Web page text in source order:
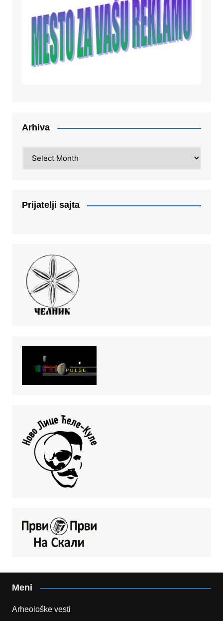
Arhiva
Prijatelji sajta
Meni
Arheološke vesti